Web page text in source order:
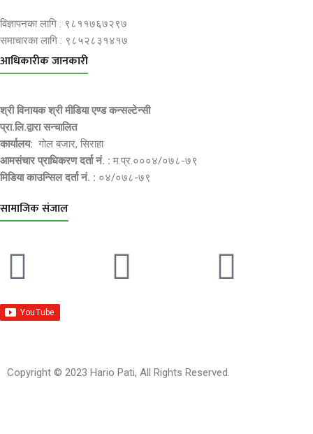
विज्ञापनका लागि : ९८११७६७२९७
समाचारका लागि : ९८५२८३१४१७
आधिकारीक जानकारी
श्री विनायक श्री मीडिया एण्ड कन्सल्टेन्सी
प्रा.लि.द्वारा सन्चालित
कार्यालय: गोल बजार, सिराहा
आमसंचार प्राधिकरण दर्ता नं. : म.प्र.०००४/०७८-७९
मिडिया काउन्सिल दर्ता नं. : ०४/०७८-७९
सामाजिक संजाल
Copyright © 2023 Hario Pati, All Rights Reserved.